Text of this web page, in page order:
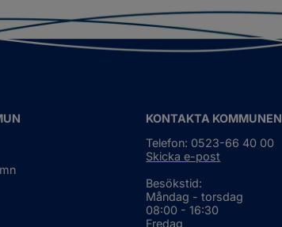
KONTAKTA KOMMUNEN
Telefon: 0523-66 40 00
Skicka e-post
Besökstid:
Måndag - torsdag
08:00 - 16:30
Fredag